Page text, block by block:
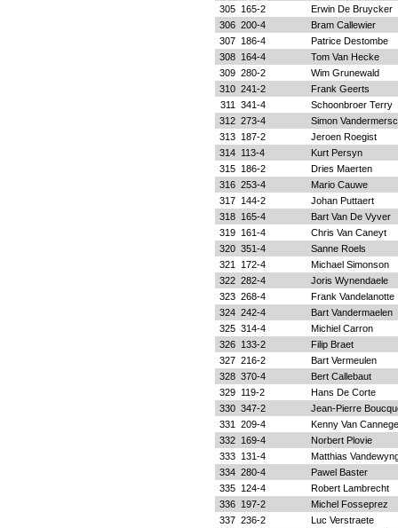
305
165-2
Erwin De Bruycker
306 200-4
Bram Callewier
307
186-4
Patrice Destombe
308
164-4
Tom Van Hecke
309 280-2
Wim Grunewald
310 241-2
Frank Geerts
311
341-4
Schoonbroer Terry
312 273-4
Simon
313
187-2
Jeroen Roegist
314
113-4
Kurt Persyn
315
186-2
Dries Maerten
316 253-4
Mario Cauwe
317
144-2
Johan Puttaert
318
165-4
Bart Van De Vyver
319
161-4
Chris Van Caneyt
320 351-4
Sanne Roels
321
172-4
Michael Simonson
322 282-4
Joris Wynendaele
323 268-4
Frank Vandelanotte
324 242-4
Bart Vandermaelen
325 314-4
Michiel Carron
326
133-2
Filip Braet
327 216-2
Bart Vermeulen
328 370-4
Bert Callebaut
329
119-2
Hans De Corte
330 347-2
Jean-Pierre
331
209-4
Kenny Van
332
169-4
Norbert Plovie
333
131-4
Matthias
334 280-4
Pawel Baster
335
124-4
Robert Lambrecht
336
197-2
Michel Fosseprez
337 236-2
Luc Verstraete